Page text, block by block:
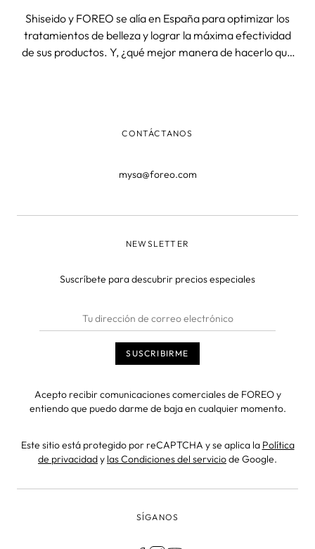
Shiseido y FOREO se alía en España para optimizar los
tratamientos de belleza y lograr la máxima efectividad
de sus productos. Y, ¿qué mejor manera de hacerlo que
CONTÁCTANOS
mysa@foreo.com
NEWSLETTER
Suscríbete para descubrir precios especiales
Acepto recibir comunicaciones comerciales de FOREO y
entiendo que puedo darme de baja en cualquier momento.
Este sitio está protegido por reCAPTCHA y se aplica la Política
de privacidady las Condiciones del serviciode Google.
SÍGANOS